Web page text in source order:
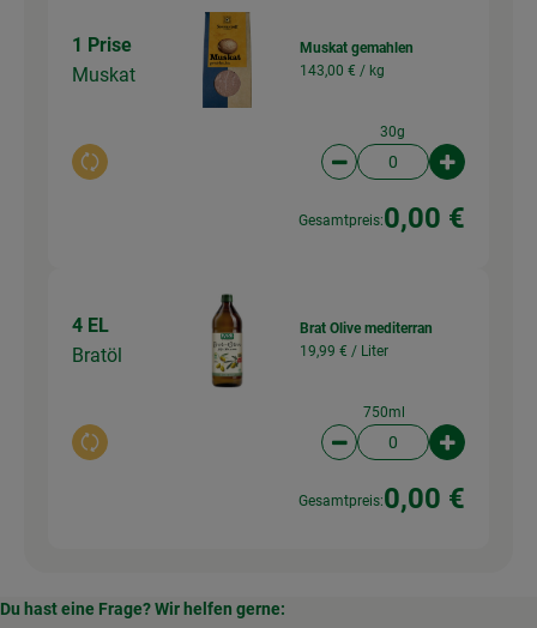
1 Prise
Muskat
Auswahl ändern
Muskat gemahlen
143,00 € / kg
30g
Artikelanzahl
Gesamtpreis:0,00 €
4 EL
Bratöl
Auswahl ändern
Brat Olive mediterran
19,99 € / Liter
750ml
Artikelanzahl
Gesamtpreis:0,00 €
Du hast eine Frage? Wir helfen gerne: